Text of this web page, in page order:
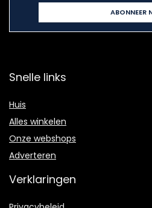
Snelle links
Huis
Alles winkelen
Onze webshops
Adverteren
Verklaringen